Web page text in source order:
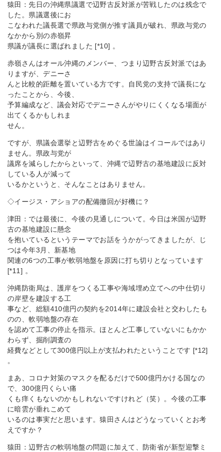
猿田：先日の沖縄県議選で辺野古反対派が苦戦したのは残念で
した。県議選後にお
こなわれた議長選で県政与党側が推す議員が破れ、県政与党の
なかから別の赤嶺昇
県議が議長に選ばれました [*10] 。
赤嶺さんはオール沖縄のメンバー、つまり辺野古反対派ではあ
りますが、デニーさ
んと比較的距離を置いている方です。自民党の支持で議長にな
ったことから、今後、
予算編成など、議会対応でデニーさんがやりにくくなる場面が
出てくるかもしれま
せん。
ですが、県議会選挙と辺野古をめぐる世論はイコールではあり
ません。県政与党が
議席を減らしたからといって、沖縄で辺野古の基地建設に反対
している人が減って
いるかというと、そんなことはありません。
◇イージス・アショアの配備撤回が好機に？
津田：では最後に、今後の見通しについて。今日は米国が辺野
古の基地建設に懸念
を抱いているというテーマでお話をうかがってきましたが、じ
つは今年3月、新基地
関連の6つの工事が軟弱地盤を原因に打ち切りとなっています
[*11] 。
沖縄防衛局は、護岸をつくる工事や海域埋め立てへの中仕切り
の岸壁を建設する工
事など、総額410億円の契約を2014年に建設会社と交わしたも
のの、軟弱地盤の存在
を認めて工事の停止を指示。ほとんど工事していないにもかか
わらず、掘削調査の
経費などとして300億円以上が支払われたということです [*12]
。
まあ、コロナ対策のマスクを配るだけで500億円かける国なの
で、300億円くらい痛
くも痒くもないのかもしれないですけれど（笑）。今後の工事
に暗雲が垂れこめて
いるのは事実だと思います。猿田さんはどうなっていくとお考
えですか？
猿田：辺野古の軟弱地盤の問題に加えて、防衛省が新型迎撃ミ